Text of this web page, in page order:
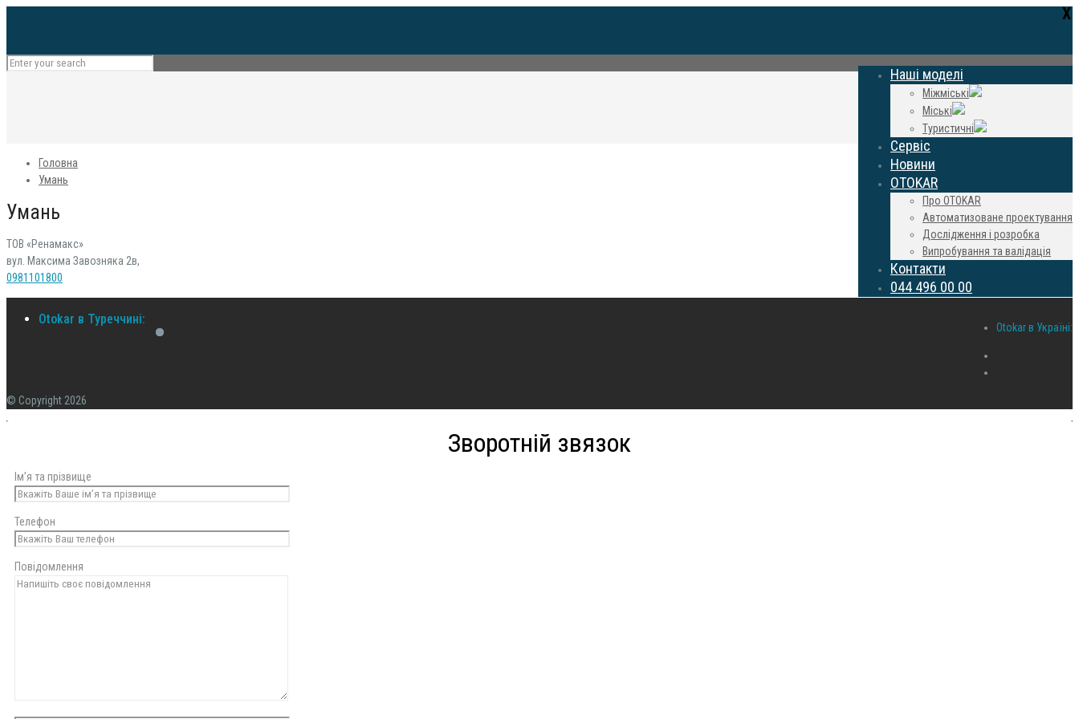
Наші моделі
Міжміські
Міські
Туристичні
Сервіс
Новини
OTOKAR
Про OTOKAR
Автоматизоване проектування
Дослідження і розробка
Випробування та валідація
Контакти
044 496 00 00
Головна
Умань
Умань
ТОВ «Ренамакс»
вул. Максима Завозняка 2в,
0981101800
Otokar в Туреччині:
Otokar в Україні:
© Copyright 2026
Зворотній звязок
Ім’я та прізвище
Телефон
Повідомлення
Х